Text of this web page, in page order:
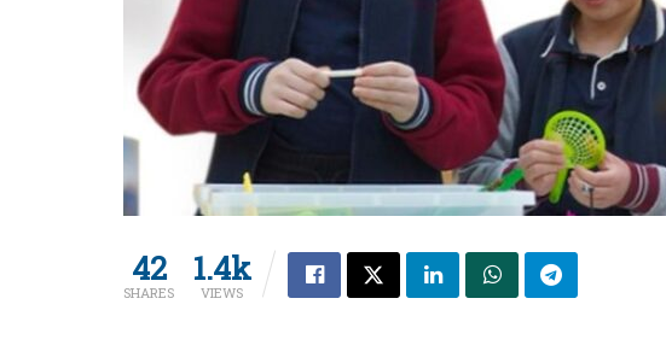
42
SHARES
1.4k
VIEWS